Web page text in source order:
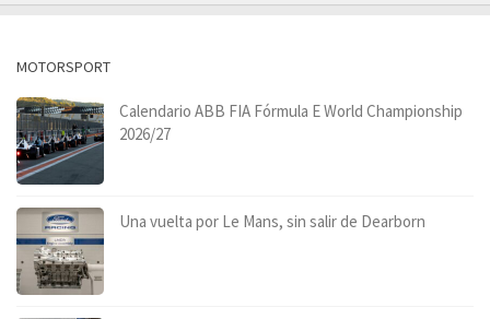
MOTORSPORT
Calendario ABB FIA Fórmula E World Championship
2026/27
Una vuelta por Le Mans, sin salir de Dearborn